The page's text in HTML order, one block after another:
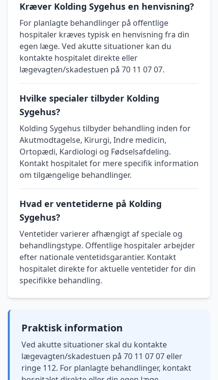
Kræver Kolding Sygehus en henvisning?
For planlagte behandlinger på offentlige
hospitaler kræves typisk en henvisning fra din
egen læge. Ved akutte situationer kan du
kontakte hospitalet direkte eller
lægevagten/skadestuen på 70 11 07 07.
Hvilke specialer tilbyder Kolding
Sygehus?
Kolding Sygehus tilbyder behandling inden for
Akutmodtagelse, Kirurgi, Indre medicin,
Ortopædi, Kardiologi og Fødselsafdeling.
Kontakt hospitalet for mere specifik information
om tilgængelige behandlinger.
Hvad er ventetiderne på Kolding
Sygehus?
Ventetider varierer afhængigt af speciale og
behandlingstype. Offentlige hospitaler arbejder
efter nationale ventetidsgarantier. Kontakt
hospitalet direkte for aktuelle ventetider for din
specifikke behandling.
Praktisk information
Ved akutte situationer skal du kontakte
lægevagten/skadestuen på 70 11 07 07 eller
ringe 112. For planlagte behandlinger, kontakt